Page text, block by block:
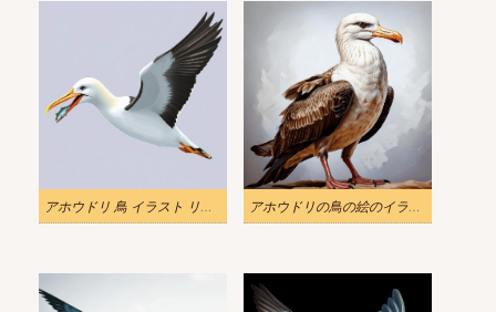
アホウドリ 鳥 イラスト リアル 2 アホウドリの鳥の絵のイラスト